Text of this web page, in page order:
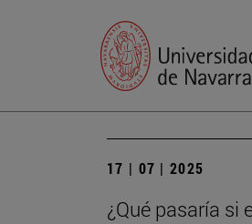
17 | 07 | 2025
¿Qué pasaría si